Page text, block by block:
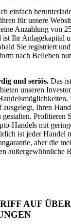
einfach
für unsere
Anzahlung von
ist Ihr Anlagekapital
Sie registriert
nach Belieben
und seriös. Das
unseren
Ihren
Profitieren
Handels mit
ist jeder Handel
aber die
außergewöhnliche
AUF ÜBER